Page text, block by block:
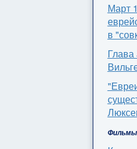
Март
в
Глава